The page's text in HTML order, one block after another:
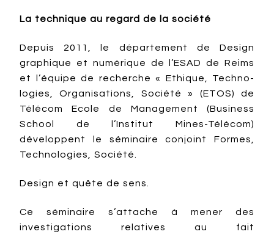
La technique au regard de la société
Depuis 2011, le département de Design
graphique et numérique de l’ESAD de Reims
et l’équipe de recherche « Ethique, Techno-
logies, Organisations, Société » (ETOS) de
Télécom Ecole de Management (Business
School de l’Institut Mines-Télécom)
développent le séminaire conjoint Formes,
Technologies, Société.
Design et quête de sens.
Ce séminaire s’attache à mener des
investigations relatives au fait